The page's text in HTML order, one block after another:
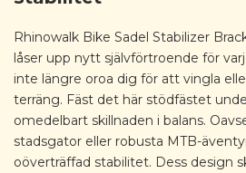
Rhinowalk Bike Sadel Stabilizer
låser upp nytt självförtroende för
inte längre oroa dig för att vingla
terräng. Fäst det här stödfästet
omedelbart skillnaden i balans.
stadsgator eller robusta MTB-
oöverträffad stabilitet. Dess design